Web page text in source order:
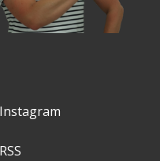
RSS